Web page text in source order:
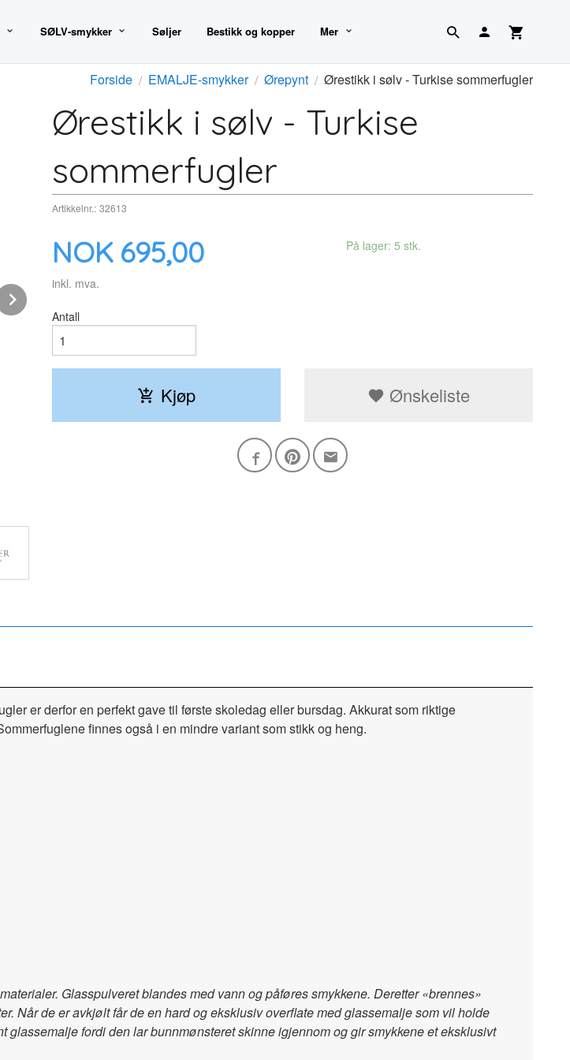
SØLV-smykker Søljer Bestikk og kopper Mer
Forside EMALJE-smykker Ørepynt Ørestikk i sølv - Turkise sommerfugler
Ørestikk i sølv - Turkise
sommerfugler
Artikkelnr.: 32613
Pris
NOK 695,00
inkl. mva.
På lager: 5 stk.
Antall
Kjøp Ønskeliste
er derfor en perfekt gave til første skoledag eller bursdag. Akkurat som riktige
finnes også i en mindre variant som stikk og heng.
Glasspulveret blandes med vann og påføres smykkene. Deretter «brennes»
Når de er avkjølt får de en hard og eksklusiv overflate med glassemalje som vil holde
fordi den lar bunnmønsteret skinne igjennom og gir smykkene et eksklusivt